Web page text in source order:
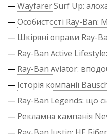
—Wayfarer Surf Up:
—Особистості Ray-Ban:
— Шкіряні оправи Ray-
— Ray-Ban Active
— Ray-Ban Aviator:
— Історія компанії
— Ray-Ban Legends: що
— Рекламна кампанія